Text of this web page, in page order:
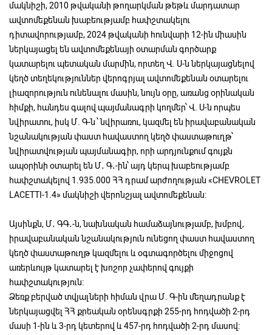
մակնիշի, 2010 թվականի թողարկման թեթև մարդատար
ավտոմեքենան խաբեությամբ հափշտակելու
դիտավորությամբ, 2024 թվականի հունվարի 12-ին միասին
ներկայացել են ավտոմեքենայի օտարման գործարք
կատարելու պետական մարմին, որտեղ Վ. Ս-ն ներկայացնելով
կեղծ տեղեկություններ վերոգրյալ ավտոմեքենան օտարելու
լիազորություն ունենալու մասին, նույն օրը, առանց օրինական
հիմքի, հանդես գալով պայմանագրի կողմեր՝ Վ. Ս-ն որպես
նվիրատու, իսկ Մ. Գ-ն ՝ նվիրառու, կազմել են իրավաբանական
նշանակության փաստ հավաստող կեղծ փաստաթուղթ՝
նվիրատվության պայմանագիր, որի արդյունքում գույքն
ապօրինի օտարել են Մ․ Գ․-ին՝ այդ կերպ խաբեությամբ
հափշտակելով 1.935.000 ՀՀ դրամ արժողության «CHEVROLET
LACETTI-1.4» մակնիշի վերոնշյալ ավտոմեքենան:
Այսինքն, Մ․ ԳԳ․-ն, նախնական համաձայնությամբ, խմբով,
իրավաբանական նշանակություն ունեցող փաստ հավաստող
կեղծ փաստաթուղթ կազմելու և օգտագործելու միջոցով
առերևույթ կատարել է խոշոր չափերով գույքի
հափշտակություն:
Ձեռք բերված տվյալների հիման վրա Մ. Գ-ին մեղադրանք է
ներկայացվել ՀՀ քրեական օրենսգրքի 255-րդ հոդվածի 2-րդ
մասի 1-ին և 3-րդ կետերով և 457-րդ հոդվածի 2-րդ մասով։